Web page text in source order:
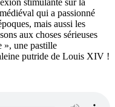
qui a passionné
mais aussi les
aux choses sérieuses
», une pastille
putride de Louis XIV !